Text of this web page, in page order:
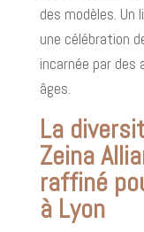
des modèles. Un
une célébration
incarnée par des
âges.
La
Zeina
raffiné
à Lyon